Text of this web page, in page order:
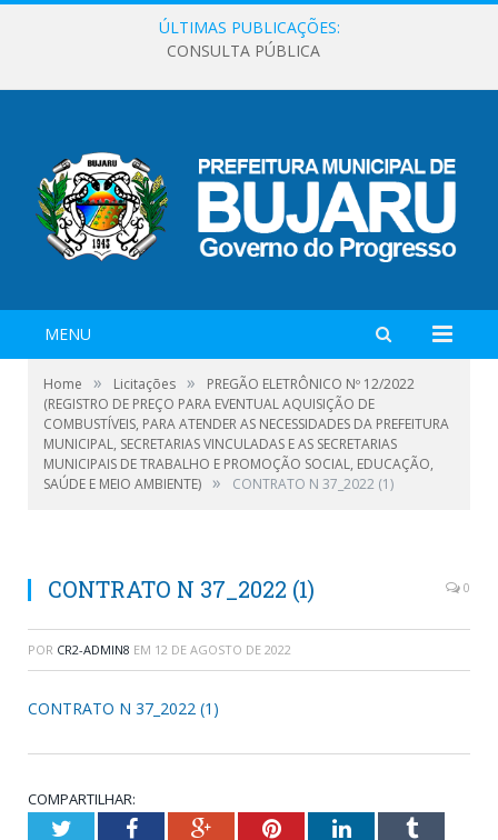
ÚLTIMAS PUBLICAÇÕES:
CONSULTA PÚBLICA
MENU
Home » Licitações »
PREGÃO ELETRÔNICO Nº 12/2022
(REGISTRO DE PREÇO PARA EVENTUAL AQUISIÇÃO DE
COMBUSTÍVEIS, PARA ATENDER AS NECESSIDADES DA PREFEITURA
MUNICIPAL, SECRETARIAS VINCULADAS E AS SECRETARIAS
MUNICIPAIS DE TRABALHO E PROMOÇÃO SOCIAL, EDUCAÇÃO,
SAÚDE E MEIO AMBIENTE) » CONTRATO N 37_2022 (1)
CONTRATO N 37_2022 (1) 0
POR CR2-ADMIN8 EM 12 DE AGOSTO DE 2022
CONTRATO N 37_2022 (1)
COMPARTILHAR:
TwitterFacebookGoogle+PinterestLinkedInTumblr